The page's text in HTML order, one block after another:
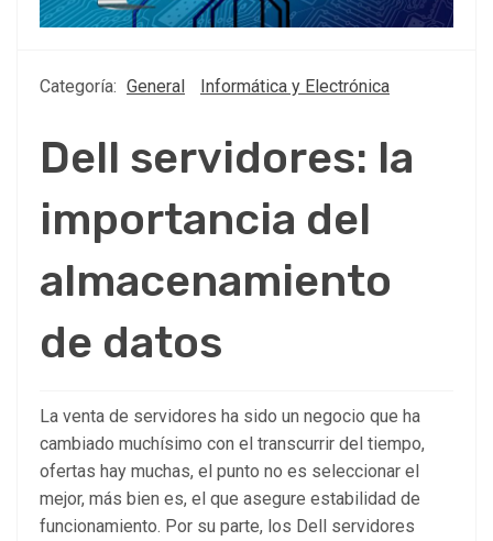
Categoría: General Informática y Electrónica
Dell servidores: la
importancia del
almacenamiento
de datos
La venta de servidores ha sido un negocio que ha
cambiado muchísimo con el transcurrir del tiempo,
ofertas hay muchas, el punto no es seleccionar el
mejor, más bien es, el que asegure estabilidad de
funcionamiento. Por su parte, los Dell servidores